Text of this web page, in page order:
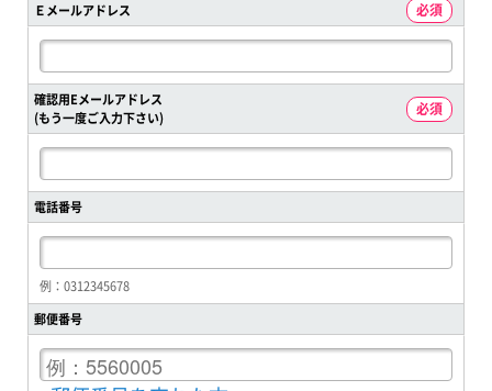
Ｅメールアドレス
確認用Eメールアドレス
(もう一度ご入力下さい)
電話番号
例：0312345678
郵便番号